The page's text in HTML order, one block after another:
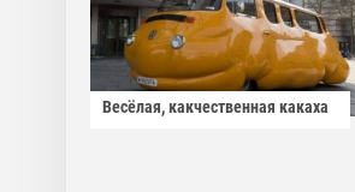
Весёлая, какчественная какаха